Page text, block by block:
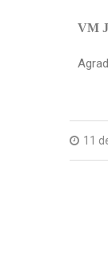
VM
11